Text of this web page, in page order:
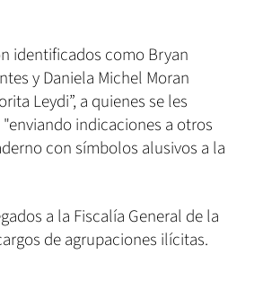
identificados como Bryan
y Daniela Michel Moran
Leydi”, a quienes se les
indicaciones a otros
con símbolos alusivos a la
a la Fiscalía General de la
de agrupaciones ilícitas.